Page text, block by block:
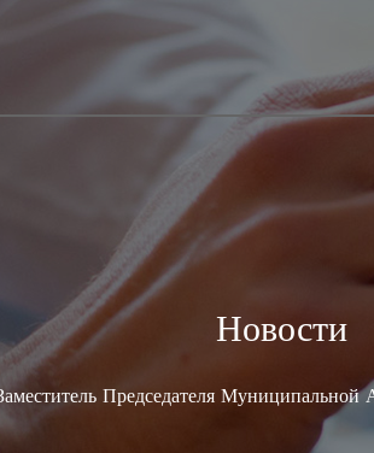
Новости
Председателя